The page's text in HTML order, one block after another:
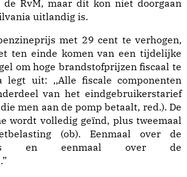
de RvM, maar dit kon niet doorgaan
uitlandig is.
met 29 cent te verhogen,
ten einde komen van een tijdelijke
om hoge brandstofprijzen fiscaal te
legt uit: ,,Alle fiscale componenten
van het eindgebruikerstarief
men aan de pomp betaalt, red.). De
wordt volledig geïnd, plus tweemaal
(ob). Eenmaal over de
en eenmaal over de